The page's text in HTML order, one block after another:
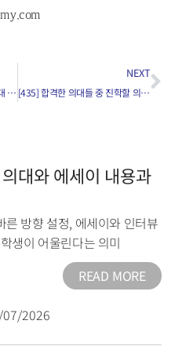
[433] 전략적인 재수를 통한 의대 진학이 가능한가요?
NEXT
[435] 합격한 의대들 중 진학할 의대를 선택하는 시기는?
대와 에세이 내용과
른 방향 설정, 에세이와 인터뷰
생이 어울린다는 의미
READ MORE
2026